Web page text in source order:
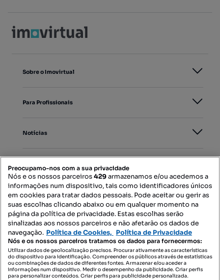
Sobre o Imovirtual
Para Profissionais
Notícias
Mapa do Site
Contacte-nos
SIGA-NOS:
Preocupamo-nos com a sua privacidade
Nós e os nossos parceiros429armazenamos e/ou acedemos a
informações num dispositivo, tais como identificadores únicos
em cookies para tratar dados pessoais. Pode aceitar ou gerir as
suas escolhas clicando abaixo ou em qualquer momento na
página da política de privacidade. Estas escolhas serão
sinalizadas aos nossos parceiros e não afetarão os dados de
navegação. Política de Cookies, Política de Privacidade
Nós e os nossos parceiros tratamos os dados para fornecermos:
Utilizar dados de geolocalização precisos. Procurar ativamente as características
do dispositivo para identificação. Compreender os públicos através de estatísticas
ou combinações de dados de diferentes fontes. Armazenar e/ou aceder a
informações num dispositivo. Medir o desempenho da publicidade. Criar perfis
para personalizar conteúdos. Criar perfis para publicidade personalizada.